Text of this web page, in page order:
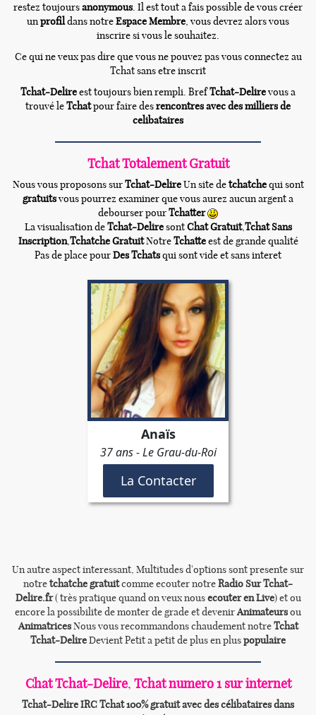
restez toujoursanonymous. Il est tout a fais possible de vous créer
unprofildans notreEspace Membre, vous devrez alors vous
inscrire si vous le souhaitez.
Ce qui ne veux pas dire que vous ne pouvez pas vous connectez au
Tchat sans etre inscrit
Tchat-Delireest toujours bien rempli. BrefTchat-Delirevous a
trouvé leTchatpour faire desrencontres avec des milliers de
celibataires
Tchat Totalement Gratuit
Nous vous proposons surTchat-DelireUn site detchatchequi sont
gratuitsvous pourrez examiner que vous aurez aucun argent a
debourser pourTchatter
La visualisation deTchat-DeliresontChat Gratuit,Tchat Sans
Inscription,Tchatche GratuitNotreTchatteest de grande qualité
Pas de place pourDes Tchatsqui sont vide et sans interet
Un autre aspect interessant, Multitudes d'options sont presente sur
notretchatche gratuitcomme ecouter notreRadio Sur Tchat-
Delire.fr( très pratique quand on veux nousecouter en Live) et ou
encore la possibilite de monter de grade et devenirAnimateursou
AnimatricesNous vous recommandons chaudement notreTchat
Tchat-DelireDevient Petit a petit de plus en pluspopulaire
ChatTchat-Delire, Tchat numero 1 sur internet
Tchat-DelireIRC Tchat 100% gratuit avec des célibataires dans